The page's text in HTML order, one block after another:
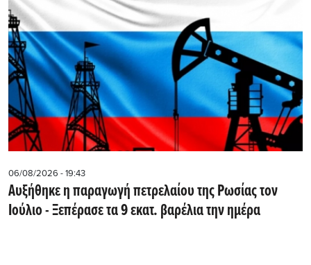
06/08/2026 - 19:43
Αυξήθηκε η παραγωγή πετρελαίου της Ρωσίας τον
Ιούλιο - Ξεπέρασε τα 9 εκατ. βαρέλια την ημέρα